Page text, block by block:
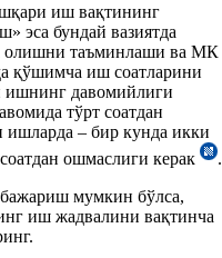
иш вақтининг
эса бундай вазиятда
олишни таъминлаши ва МК
қўшимча иш соатларини
ишнинг давомийлиги
тўрт соатдан
ишларда – бир кунда икки
ошмаслиги керак
.
мумкин бўлса,
иш жадвалини вақтинча